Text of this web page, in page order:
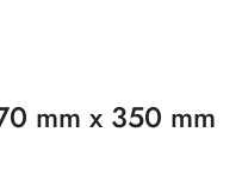
mm x 350 mm